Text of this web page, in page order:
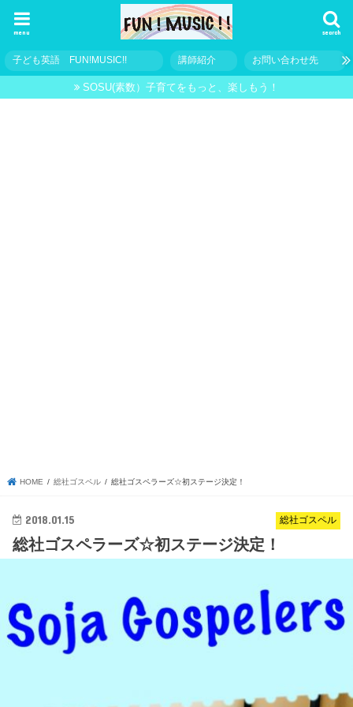
search
menu
子ども英語 FUN!MUSIC!! 講師紹介 お問い合わせ先
SOSU(素数）子育てをもっと、楽しもう！
HOME 総社ゴスペル 総社ゴスペラーズ☆初ステージ決定！
総社ゴスペル
2018.01.15
総社ゴスペラーズ☆初ステージ決定！